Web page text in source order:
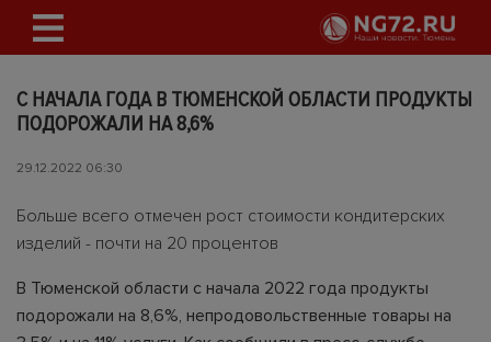
С НАЧАЛА ГОДА В ТЮМЕНСКОЙ ОБЛАСТИ ПРОДУКТЫ
ПОДОРОЖАЛИ НА 8,6%
29.12.2022 06:30
Больше всего отмечен рост стоимости кондитерских
изделий - почти на 20 процентов
В Тюменской области с начала 2022 года продукты
подорожали на 8,6%, непродовольственные товары на